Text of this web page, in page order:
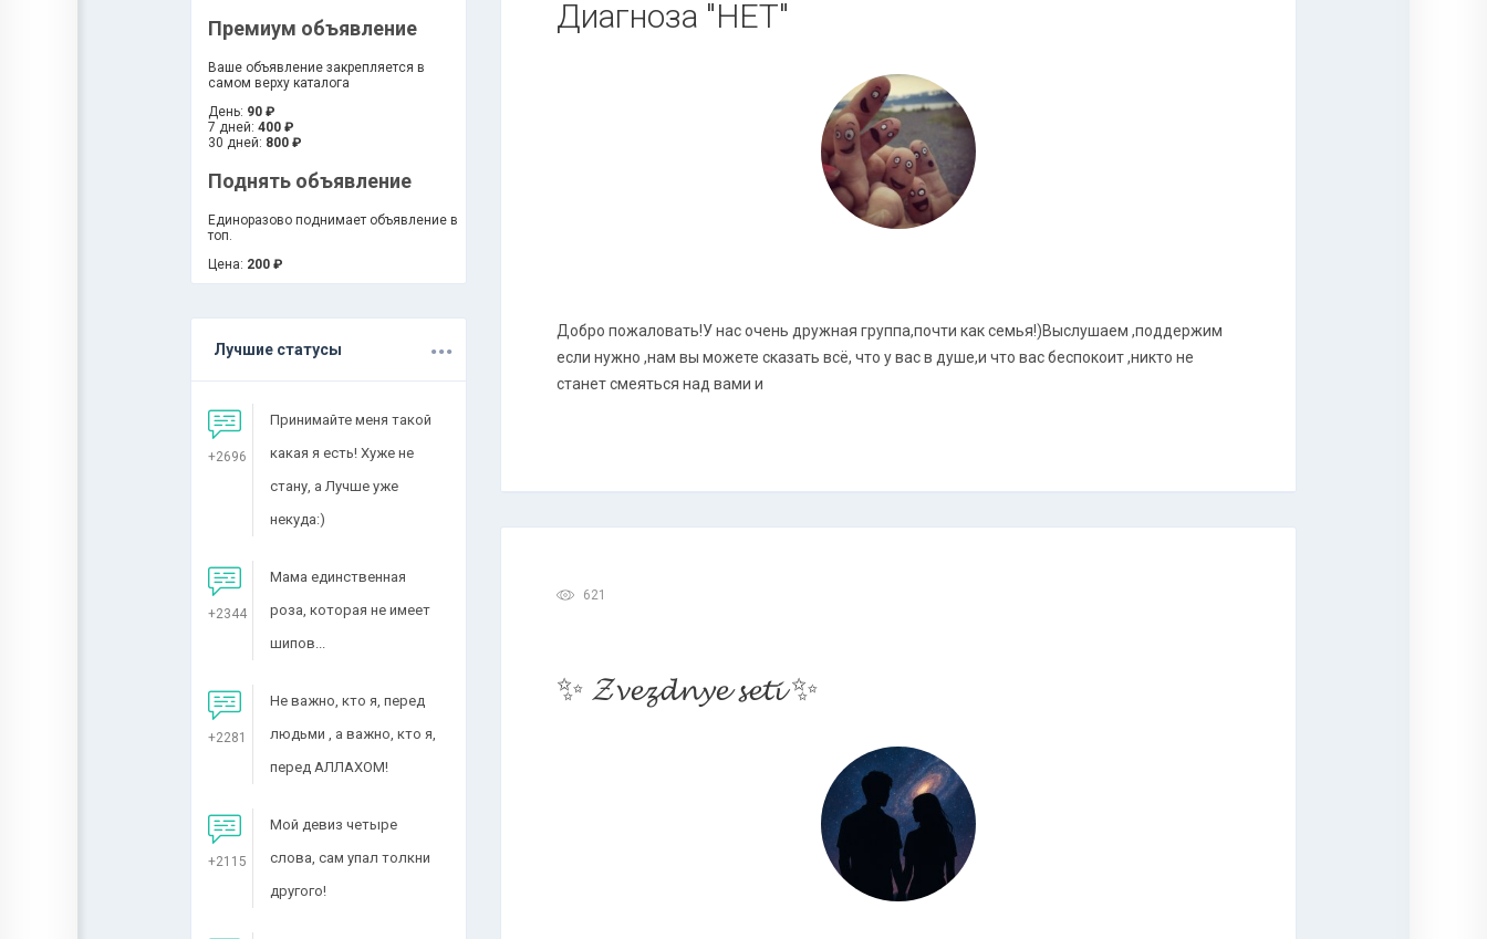
Премиум объявление
Ваше объявление закрепляется в
самом верху каталога
День: 90 ₽
7 дней: 400 ₽
30 дней: 800 ₽
Поднять объявление
Единоразово поднимает объявление в
топ.
Цена: 200 ₽
Лучшие статусы ...
+2696
Принимайте меня такой
какая я есть! Хуже не
стану, а Лучше уже
некуда:)
+2344
Мама единственная
роза, которая не имеет
шипов...
+2281
Не важно, кто я, перед
людьми , а важно, кто я,
перед АЛЛАХОМ!
+2115
Мой девиз четыре
слова, сам упал толкни
другого!
Диагноза "НЕТ"
Добро пожаловать!У нас очень дружная группа,почти как семья!)Выслушаем ,поддержим
если нужно ,нам вы можете сказать всё, что у вас в душе,и что вас беспокоит ,никто не
станет смеяться над вами и
621
✨ 𝓩𝓿𝓮𝔃𝓭𝓷𝔂𝓮 𝓼𝓮𝓽𝓲 ✨